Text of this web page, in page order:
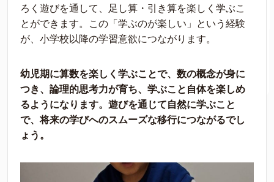
ろく遊びを通して、足し算・引き算を楽しく学ぶこ
とができます。この「学ぶのが楽しい」という経験
が、小学校以降の学習意欲につながります。
幼児期に算数を楽しく学ぶことで、数の概念が身に
つき、論理的思考力が育ち、学ぶこと自体を楽しめ
るようになります。遊びを通じて自然に学ぶこと
で、将来の学びへのスムーズな移行につながるでし
ょう。